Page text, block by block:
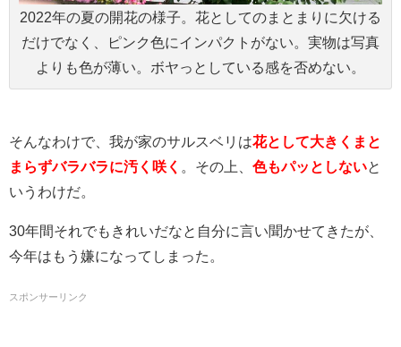
2022年の夏の開花の様子。花としてのまとまりに欠ける
だけでなく、ピンク色にインパクトがない。実物は写真
よりも色が薄い。ボヤっとしている感を否めない。
そんなわけで、我が家のサルスベリは花として大きくまと
まらずバラバラに汚く咲く
。その上、 色もパッとしないと
いうわけだ。
30年間それでもきれいだなと自分に言い聞かせてきたが、
今年はもう嫌になってしまった。
スポンサーリンク